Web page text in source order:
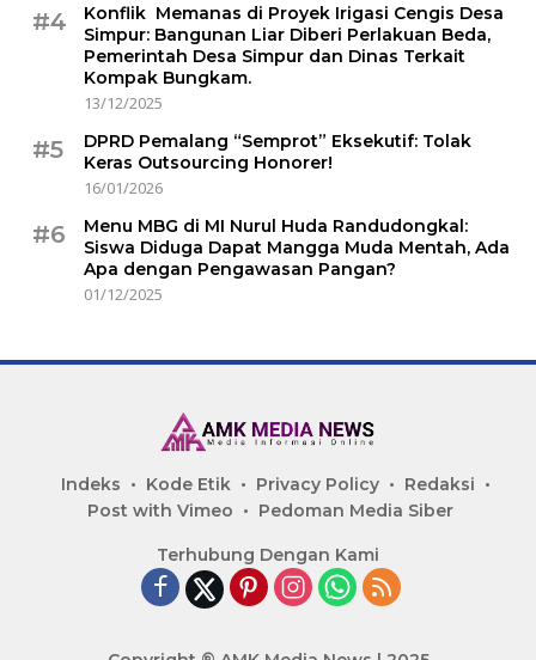
#4
Konflik Memanas di Proyek Irigasi Cengis Desa
Simpur: Bangunan Liar Diberi Perlakuan Beda,
Pemerintah Desa Simpur dan Dinas Terkait
Kompak Bungkam.
13/12/2025
#5
DPRD Pemalang “Semprot” Eksekutif: Tolak
Keras Outsourcing Honorer!
16/01/2026
#6
Menu MBG di MI Nurul Huda Randudongkal:
Siswa Diduga Dapat Mangga Muda Mentah, Ada
Apa dengan Pengawasan Pangan?
01/12/2025
Indeks Kode Etik Privacy Policy
Redaksi
Post with Vimeo
Pedoman Media Siber
Terhubung Dengan Kami